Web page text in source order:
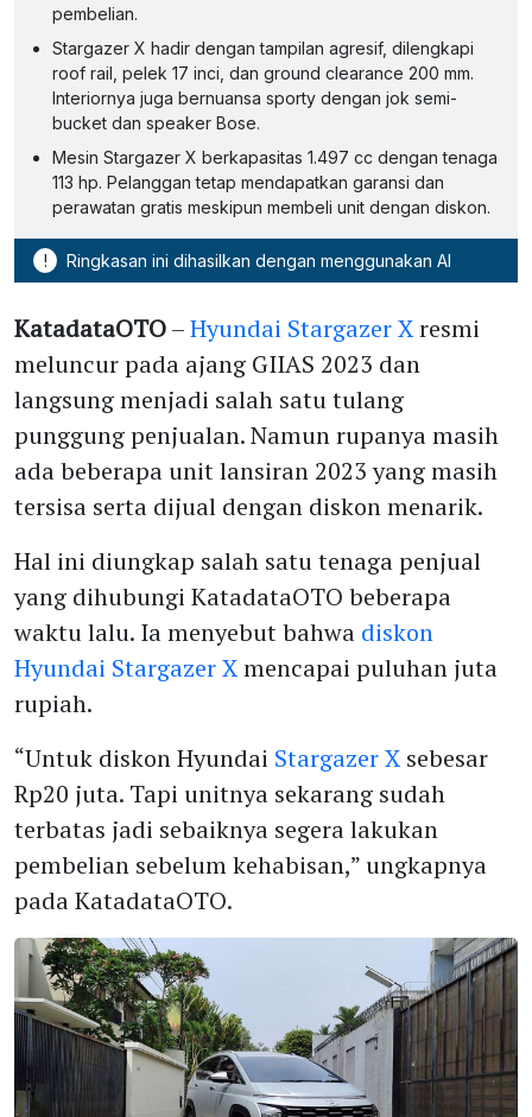
pembelian.
Stargazer X hadir dengan tampilan agresif, dilengkapi
roof rail, pelek 17 inci, dan ground clearance 200 mm.
Interiornya juga bernuansa sporty dengan jok semi-
bucket dan speaker Bose.
Mesin Stargazer X berkapasitas 1.497 cc dengan tenaga
113 hp. Pelanggan tetap mendapatkan garansi dan
perawatan gratis meskipun membeli unit dengan diskon.
! Ringkasan ini dihasilkan dengan menggunakan AI
KatadataOTO–Hyundai Stargazer Xresmi
meluncur pada ajang GIIAS 2023 dan
langsung menjadi salah satu tulang
punggung penjualan. Namun rupanya masih
ada beberapa unit lansiran 2023 yang masih
tersisa serta dijual dengan diskon menarik.
Hal ini diungkap salah satu tenaga penjual
yang dihubungi KatadataOTO beberapa
waktu lalu. Ia menyebut bahwa diskon
Hyundai Stargazer Xmencapai puluhan juta
rupiah.
“Untuk diskon Hyundai Stargazer Xsebesar
Rp20 juta. Tapi unitnya sekarang sudah
terbatas jadi sebaiknya segera lakukan
pembelian sebelum kehabisan,” ungkapnya
pada KatadataOTO.